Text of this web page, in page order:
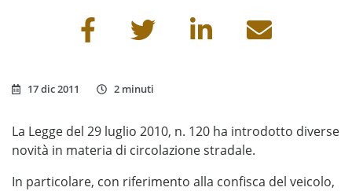
Condividi questa pagina
17 dic 2011 2 minuti
La Legge del 29 luglio 2010, n. 120 ha introdotto diverse
novità in materia di circolazione stradale.
In particolare, con riferimento alla confisca del veicolo,